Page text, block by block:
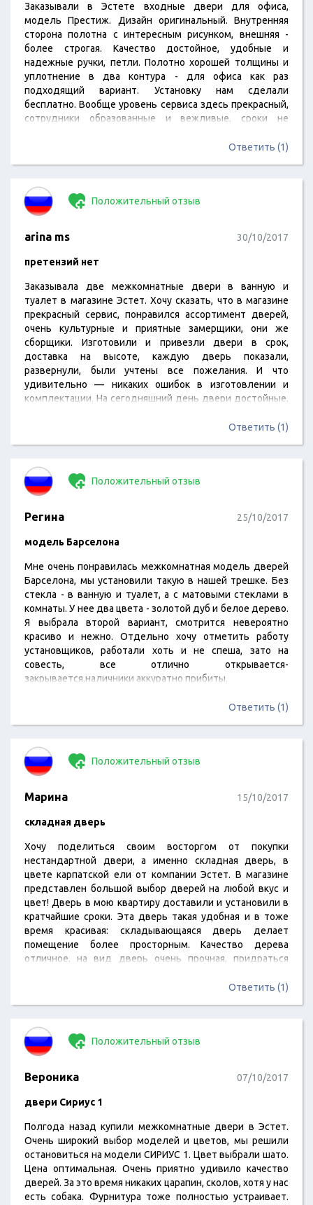
Заказывали в Эстете входные двери для офиса,
модель Престиж. Дизайн оригинальный. Внутренняя
сторона полотна с интересным рисунком, внешняя -
более строгая. Качество достойное, удобные и
надежные ручки, петли. Полотно хорошей толщины и
уплотнение в два контура - для офиса как раз
подходящий вариант. Установку нам сделали
бесплатно. Вообще уровень сервиса здесь прекрасный,
сотрудники образованные и вежливые, сроки не
Ответить (1)
Положительный отзыв
arina ms 30/10/2017
претензий нет
Заказывала две межкомнатные двери в ванную и
туалет в магазине Эстет. Хочу сказать, что в магазине
прекрасный сервис, понравился ассортимент дверей,
очень культурные и приятные замерщики, они же
сборщики. Изготовили и привезли двери в срок,
доставка на высоте, каждую дверь показали,
развернули, были учтены все пожелания. И что
удивительно — никаких ошибок в изготовлении и
комплектации. На сегодняшний день двери достойные,
к компании, ни к сотрудникам нет. Спасибо огромное за
Ответить (1)
Положительный отзыв
Регина 25/10/2017
модель Барселона
Мне очень понравилась межкомнатная модель дверей
Барселона, мы установили такую в нашей трешке. Без
стекла - в ванную и туалет, а с матовыми стеклами в
комнаты. У нее два цвета - золотой дуб и белое дерево.
Я выбрала второй вариант, смотрится невероятно
красиво и нежно. Отдельно хочу отметить работу
установщиков, работали хоть и не спеша, зато на
совесть, все отлично открывается-
закрывается,наличники аккуратно прибиты.
Ответить (1)
Положительный отзыв
Марина 15/10/2017
складная дверь
Хочу поделиться своим восторгом от покупки
нестандартной двери, а именно складная дверь, в
цвете карпатской ели от компании Эстет. В магазине
представлен большой выбор дверей на любой вкус и
цвет! Дверь в мою квартиру доставили и установили в
кратчайшие сроки. Эта дверь такая удобная и в тоже
время красивая: складывающаяся дверь делает
помещение более просторным. Качество дерева
отличное, на вид дверь очень прочная, придраться
Ответить (1)
Положительный отзыв
Вероника 07/10/2017
двери Сириус 1
Полгода назад купили межкомнатные двери в Эстет.
Очень широкий выбор моделей и цветов, мы решили
остановиться на модели СИРИУС 1. Цвет выбрали шато.
Цена оптимальная. Очень приятно удивило качество
дверей. За это время никаких царапин, сколов, хотя у нас
есть собака. Фурнитура тоже полностью устраивает.